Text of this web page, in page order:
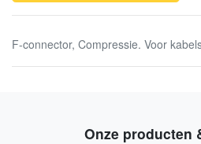
F-connector, Compressie. Voor
Onze producten